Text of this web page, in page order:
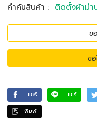
คำค้นสินค้า : ติดตั้งผ้าม่า
ข
ขอ
แชร์ แชร์
พิมพ์